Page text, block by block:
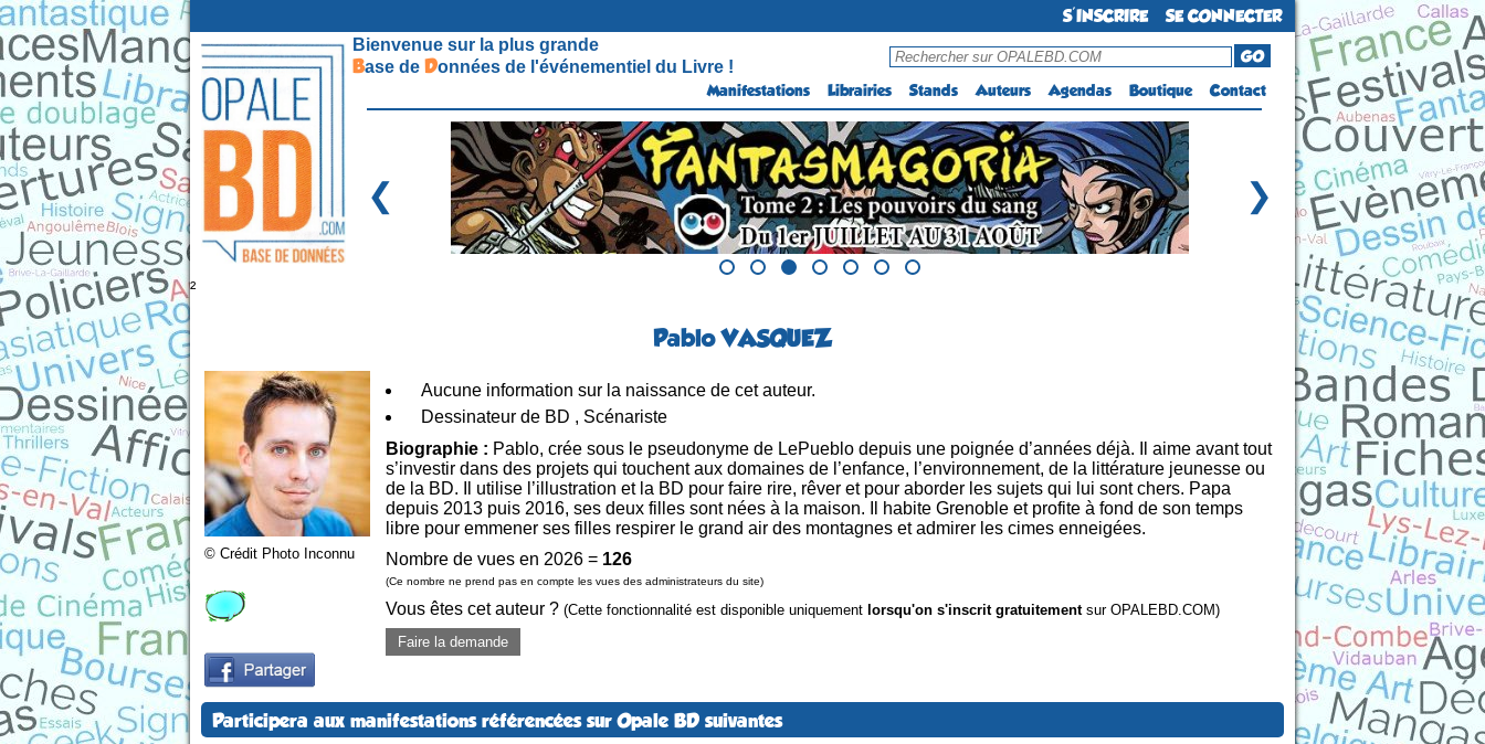
S'INSCRIRE
SE CONNECTER
Bienvenue sur la plus grande
Base de Données de l'événementiel du Livre !
GO
Manifestations
Librairies Stands Auteurs Agendas Boutique Contact
❮ ❯
²
Pablo VASQUEZ
© Crédit Photo Inconnu
Aucune information sur la naissance de cet auteur.
Dessinateur de BD , Scénariste
Biographie : Pablo, crée sous le pseudonyme de LePueblo depuis une poignée d’années déjà. Il aime avant tout
s’investir dans des projets qui touchent aux domaines de l’enfance, l’environnement, de la littérature jeunesse ou
de la BD. Il utilise l’illustration et la BD pour faire rire, rêver et pour aborder les sujets qui lui sont chers. Papa
depuis 2013 puis 2016, ses deux filles sont nées à la maison. Il habite Grenoble et profite à fond de son temps
libre pour emmener ses filles respirer le grand air des montagnes et admirer les cimes enneigées.
Nombre de vues en 2026 = 126
(Ce nombre ne prend pas en compte les vues des administrateurs du site)
Vous êtes cet auteur ? (Cette fonctionnalité est disponible uniquement lorsqu'on s'inscrit gratuitementsur OPALEBD.COM)
Faire la demande
Participera aux manifestations référencées sur Opale BD suivantes